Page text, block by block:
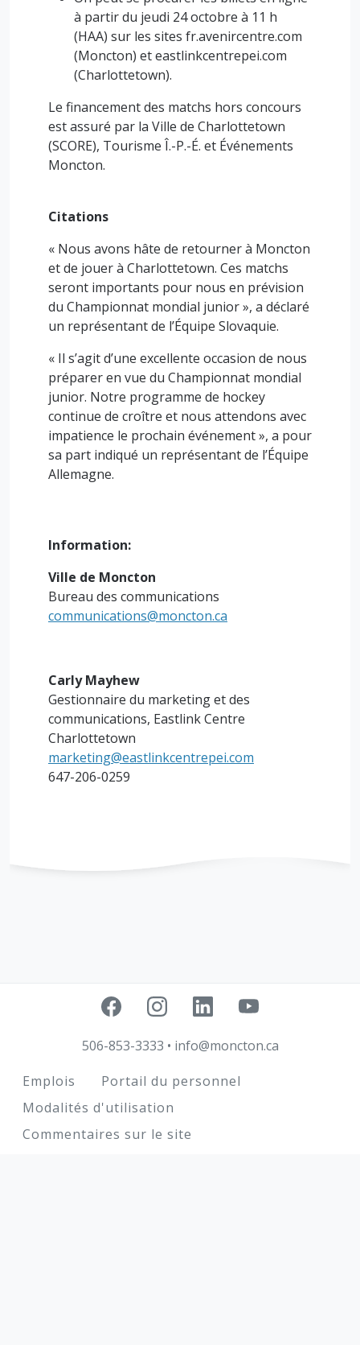
à partir du jeudi 24 octobre à 11 h
(HAA) sur les sites fr.avenircentre.com
(Moncton) et eastlinkcentrepei.com
(Charlottetown).
Le financement des matchs hors concours
est assuré par la Ville de Charlottetown
(SCORE), Tourisme Î.-P.-É. et Événements
Moncton.
Citations
« Nous avons hâte de retourner à Moncton
et de jouer à Charlottetown. Ces matchs
seront importants pour nous en prévision
du Championnat mondial junior », a déclaré
un représentant de l’Équipe Slovaquie.
« Il s’agit d’une excellente occasion de nous
préparer en vue du Championnat mondial
junior. Notre programme de hockey
continue de croître et nous attendons avec
impatience le prochain événement », a pour
sa part indiqué un représentant de l’Équipe
Allemagne.
Information:
Ville de Moncton
Bureau des communications
communications@moncton.ca
Carly Mayhew
Gestionnaire du marketing et des
communications, Eastlink Centre
Charlottetown
marketing@eastlinkcentrepei.com
647-206-0259
506-853-3333 • info@moncton.ca
Footer
Emplois
Portail du personnel
Modalités d'utilisation
Commentaires sur le site